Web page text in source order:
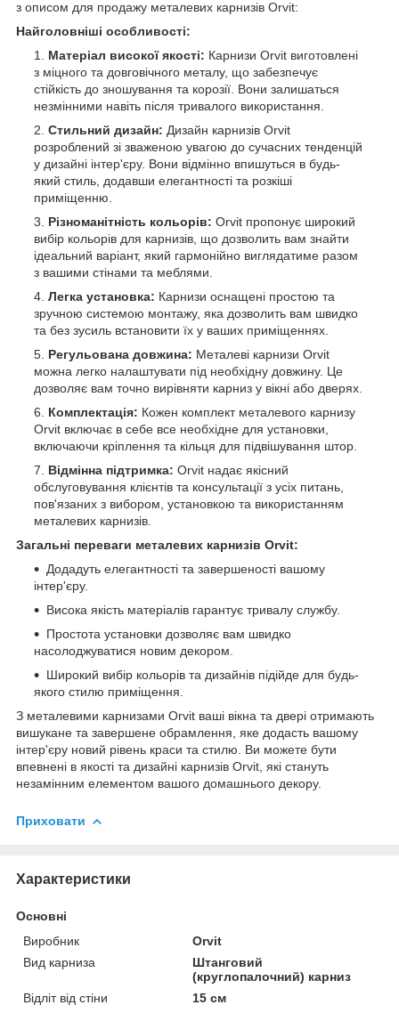
з описом для продажу металевих карнизів Orvit:
Найголовніші особливості:
Матеріал високої якості: Карнизи Orvit виготовлені
з міцного та довговічного металу, що забезпечує
стійкість до зношування та корозії. Вони залишаться
незмінними навіть після тривалого використання.
Стильний дизайн: Дизайн карнизів Orvit
розроблений зі зваженою увагою до сучасних тенденцій
у дизайні інтер'єру. Вони відмінно впишуться в будь-
який стиль, додавши елегантності та розкіші
приміщенню.
Різноманітність кольорів: Orvit пропонує широкий
вибір кольорів для карнизів, що дозволить вам знайти
ідеальний варіант, який гармонійно виглядатиме разом
з вашими стінами та меблями.
Легка установка: Карнизи оснащені простою та
зручною системою монтажу, яка дозволить вам швидко
та без зусиль встановити їх у ваших приміщеннях.
Регульована довжина: Металеві карнизи Orvit
можна легко налаштувати під необхідну довжину. Це
дозволяє вам точно вирівняти карниз у вікні або дверях.
Комплектація: Кожен комплект металевого карнизу
Orvit включає в себе все необхідне для установки,
включаючи кріплення та кільця для підвішування штор.
Відмінна підтримка: Orvit надає якісний
обслуговування клієнтів та консультації з усіх питань,
пов'язаних з вибором, установкою та використанням
металевих карнизів.
Загальні переваги металевих карнизів Orvit:
Додадуть елегантності та завершеності вашому
інтер'єру.
Висока якість матеріалів гарантує тривалу службу.
Простота установки дозволяє вам швидко
насолоджуватися новим декором.
Широкий вибір кольорів та дизайнів підійде для будь-
якого стилю приміщення.
З металевими карнизами Orvit ваші вікна та двері отримають
вишукане та завершене обрамлення, яке додасть вашому
інтер'єру новий рівень краси та стилю. Ви можете бути
впевнені в якості та дизайні карнизів Orvit, які стануть
незамінним елементом вашого домашнього декору.
Приховати
Характеристики
Основні
Виробник
Orvit
Вид карниза
Штанговий
(круглопалочний) карниз
Відліт від стіни
15 см